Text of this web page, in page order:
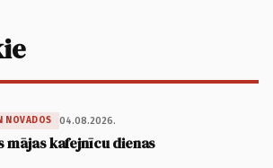
NOVADOS 04.08.2026.
mājas kafejnīcu dienas